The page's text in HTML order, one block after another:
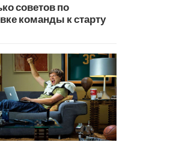
советов по
команды к старту